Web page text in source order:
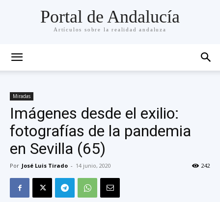
Portal de Andalucía
Artículos sobre la realidad andaluza
Miradas
Imágenes desde el exilio:
fotografías de la pandemia
en Sevilla (65)
Por José Luis Tirado - 14 junio, 2020 242